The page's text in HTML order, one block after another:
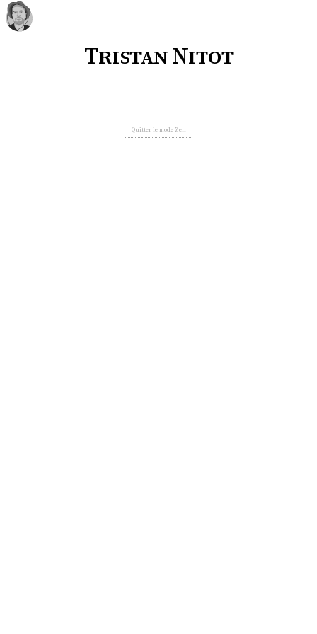
Tristan Nitot
Quitter le mode Zen